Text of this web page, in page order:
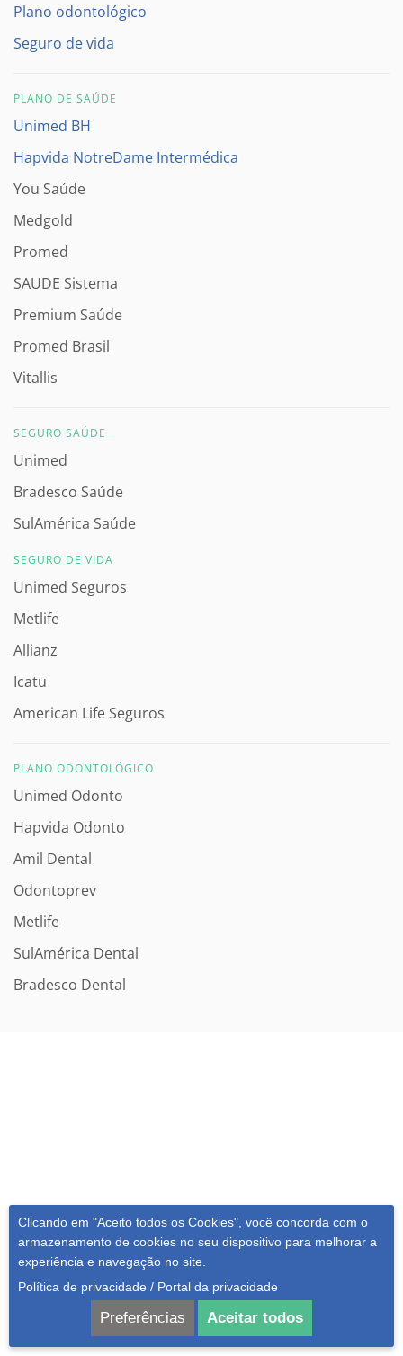
Plano odontológico
Seguro de vida
PLANO DE SAÚDE
Unimed BH
Hapvida NotreDame Intermédica
You Saúde
Medgold
Promed
SAUDE Sistema
Premium Saúde
Promed Brasil
Vitallis
SEGURO SAÚDE
Unimed
Bradesco Saúde
SulAmérica Saúde
SEGURO DE VIDA
Unimed Seguros
Metlife
Allianz
Icatu
American Life Seguros
PLANO ODONTOLÓGICO
Unimed Odonto
Hapvida Odonto
Amil Dental
Odontoprev
Metlife
SulAmérica Dental
Bradesco Dental
Clicando em "Aceito todos os Cookies", você concorda com o
armazenamento de cookies no seu dispositivo para melhorar a
experiência e navegação no site.
Política de privacidade / Portal da privacidade
Preferências Aceitar todos